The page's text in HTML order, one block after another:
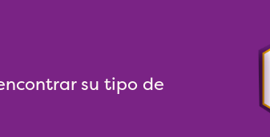
su tipo de